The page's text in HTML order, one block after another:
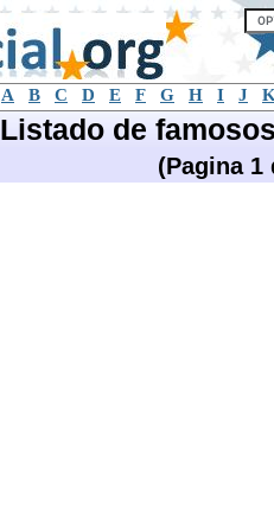
A B C D E F G H I J K
Listado de
(Pagina 1